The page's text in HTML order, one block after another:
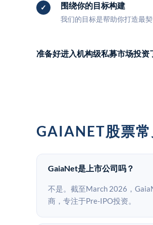
围绕你的目标构建
我们的目标是帮助你打造最
准备好进入机构级私募市场投资
GAIANET股票
GaiaNet是上市公司吗？
不是。截至March 2026，
商，专注于Pre-IPO投资。